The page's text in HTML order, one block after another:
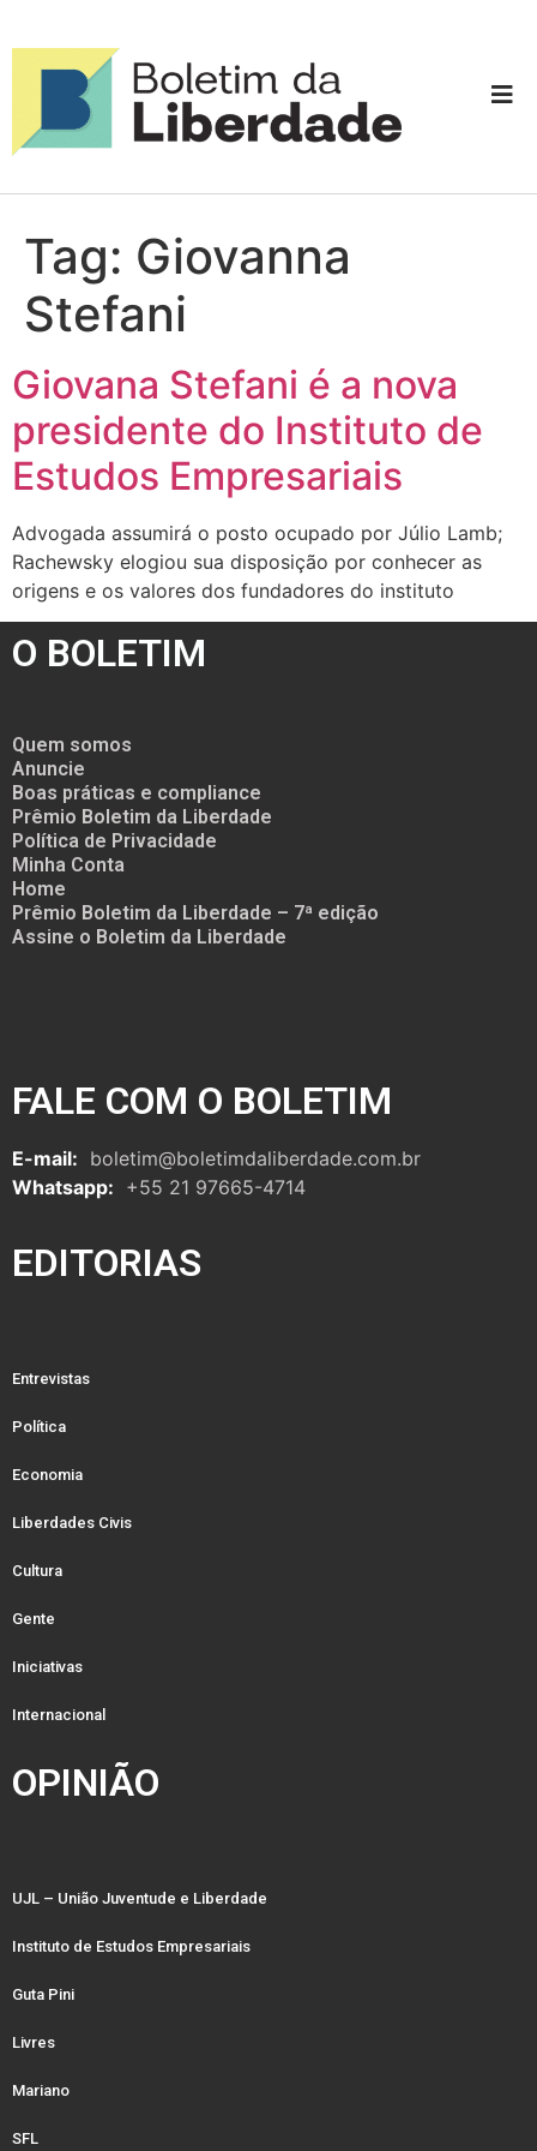
Tag: Giovanna
Stefani
Giovana Stefani é a nova
presidente do Instituto de
Estudos Empresariais
Advogada assumirá o posto ocupado por Júlio Lamb;
Rachewsky elogiou sua disposição por conhecer as
origens e os valores dos fundadores do instituto
O BOLETIM
Quem somos
Anuncie
Boas práticas e compliance
Prêmio Boletim da Liberdade
Política de Privacidade
Minha Conta
Home
Prêmio Boletim da Liberdade – 7ª edição
Assine o Boletim da Liberdade
FALE COM O BOLETIM
E-mail: boletim@boletimdaliberdade.com.br
Whatsapp: +55 21 97665-4714
EDITORIAS
Entrevistas
Política
Economia
Liberdades Civis
Cultura
Gente
Iniciativas
Internacional
OPINIÃO
UJL – União Juventude e Liberdade
Instituto de Estudos Empresariais
Guta Pini
Livres
Mariano
SFL